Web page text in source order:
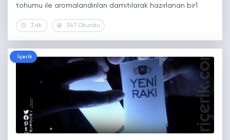
tohumu ile aromalandırılan damıtılarak hazırlanan bir1
3 dk. 347 Okundu
İçerik